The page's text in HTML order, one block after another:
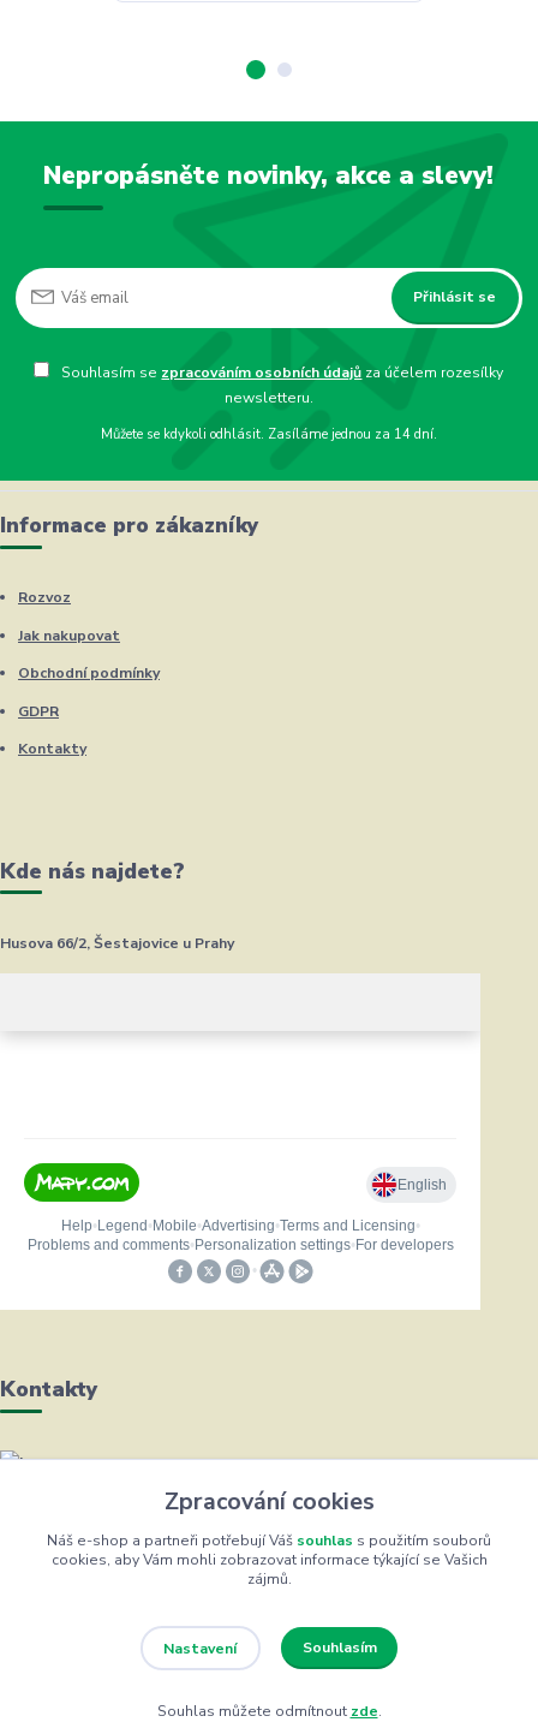
Nepropásněte novinky, akce a slevy!
Přihlásit se
Souhlasím se zpracováním osobních údajů za účelem rozesílky
newsletteru.
Můžete se kdykoli odhlásit. Zasíláme jednou za 14 dní.
Informace pro zákazníky
Rozvoz
Jak nakupovat
Obchodní podmínky
GDPR
Kontakty
Kde nás najdete?
Husova 66/2, Šestajovice u Prahy
Kontakty
Helena Bayerová
+420 604 711 491
(Po-Čt, 8-16 hod.)
Eshop ŽUFRIK.cz © Copyright 2012 - 2026
Zpracování cookies
Náš e-shop a partneři potřebují Váš souhlas s použitím souborů
cookies, aby Vám mohli zobrazovat informace týkající se Vašich
zájmů.
Nastavení Souhlasím
Souhlas můžete odmítnout zde.